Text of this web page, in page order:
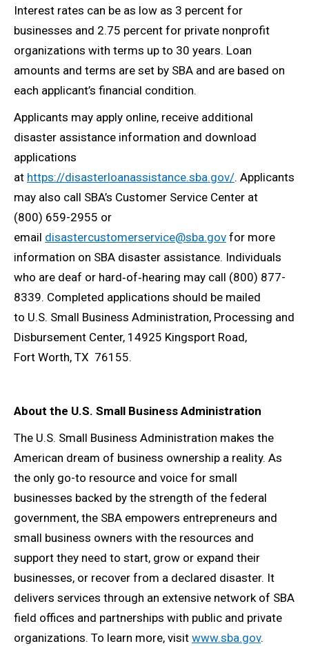
Interest rates can be as low as 3 percent for
businesses and 2.75 percent for private nonprofit
organizations with terms up to 30 years. Loan
amounts and terms are set by SBA and are based on
each applicant’s financial condition.
Applicants may apply online, receive additional
disaster assistance information and download
applications
at https://disasterloanassistance.sba.gov/. Applicants
may also call SBA’s Customer Service Center at
(800) 659-2955 or
email disastercustomerservice@sba.gov for more
information on SBA disaster assistance. Individuals
who are deaf or hard‑of‑hearing may call (800) 877-
8339. Completed applications should be mailed
to U.S. Small Business Administration, Processing and
Disbursement Center, 14925 Kingsport Road,
Fort Worth, TX 76155.
About the U.S. Small Business Administration
The U.S. Small Business Administration makes the
American dream of business ownership a reality. As
the only go-to resource and voice for small
businesses backed by the strength of the federal
government, the SBA empowers entrepreneurs and
small business owners with the resources and
support they need to start, grow or expand their
businesses, or recover from a declared disaster. It
delivers services through an extensive network of SBA
field offices and partnerships with public and private
organizations. To learn more, visit www.sba.gov.